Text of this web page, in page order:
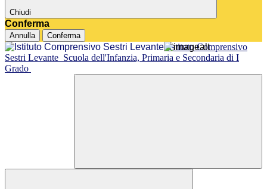
Chiudi
Conferma
Annulla Conferma
Istituto Comprensivo
Sestri Levante Scuola dell'Infanzia, Primaria e Secondaria di I
Grado